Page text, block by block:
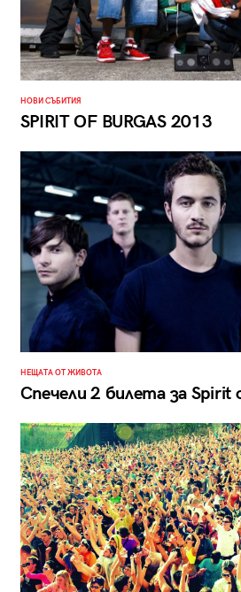
НОВИ СЪБИТИЯ
SPIRIT OF BURGAS 2013
НЕЩАТА ОТ ЖИВОТА
Спечели 2 билета за Spirit